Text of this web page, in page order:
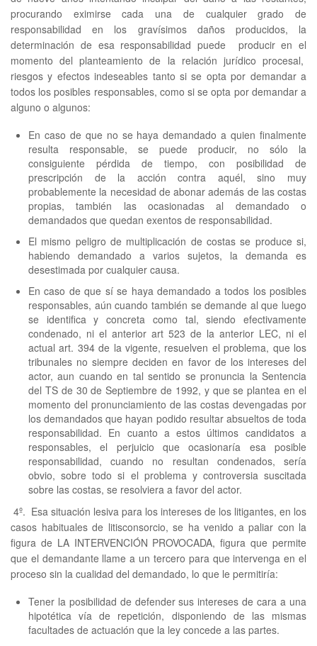
procurando eximirse cada una de cualquier grado de
responsabilidad en los gravísimos daños producidos, la
determinación de esa responsabilidad puede producir en el
momento del planteamiento de la relación jurídico procesal,
riesgos y efectos indeseables tanto si se opta por demandar a
todos los posibles responsables, como si se opta por demandar a
alguno o algunos:
En caso de que no se haya demandado a quien finalmente
resulta responsable, se puede producir, no sólo la
consiguiente pérdida de tiempo, con posibilidad de
prescripción de la acción contra aquél, sino muy
probablemente la necesidad de abonar además de las costas
propias, también las ocasionadas al demandado o
demandados que quedan exentos de responsabilidad.
El mismo peligro de multiplicación de costas se produce si,
habiendo demandado a varios sujetos, la demanda es
desestimada por cualquier causa.
En caso de que sí se haya demandado a todos los posibles
responsables, aún cuando también se demande al que luego
se identifica y concreta como tal, siendo efectivamente
condenado, ni el anterior art 523 de la anterior LEC, ni el
actual art. 394 de la vigente, resuelven el problema, que los
tribunales no siempre deciden en favor de los intereses del
actor, aun cuando en tal sentido se pronuncia la Sentencia
del TS de 30 de Septiembre de 1992, y que se plantea en el
momento del pronunciamiento de las costas devengadas por
los demandados que hayan podido resultar absueltos de toda
responsabilidad. En cuanto a estos últimos candidatos a
responsables, el perjuicio que ocasionaría esa posible
responsabilidad, cuando no resultan condenados, sería
obvio, sobre todo si el problema y controversia suscitada
sobre las costas, se resolviera a favor del actor.
4º. Esa situación lesiva para los intereses de los litigantes, en los
casos habituales de litisconsorcio, se ha venido a paliar con la
figura de LA INTERVENCIÓN PROVOCADA, figura que permite
que el demandante llame a un tercero para que intervenga en el
proceso sin la cualidad del demandado, lo que le permitiría:
Tener la posibilidad de defender sus intereses de cara a una
hipotética vía de repetición, disponiendo de las mismas
facultades de actuación que la ley concede a las partes.